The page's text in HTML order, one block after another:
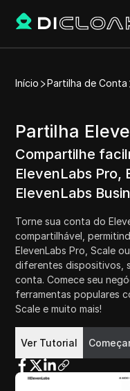
Início Partilha de Conta
Partilha
Compartilhe
ElevenLabs Pro,
ElevenLabs
Torne sua conta do
compartilhável,
ElevenLabs Pro, Scale
diferentes dispositivos,
conta. Comece seu
ferramentas populares
Scale e muito mais!
Ver Tutorial